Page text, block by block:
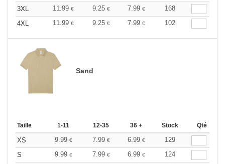
3XL
11.99 € 9.25 € 7.99 €
168
4XL
11.99 € 9.25 € 7.99 € 102
Sand
Taille 1-11 12-35 36 + Stock Qté
XS 9.99 € 7.99 € 6.99 €
129
S
9.99 € 7.99 € 6.99 €
124